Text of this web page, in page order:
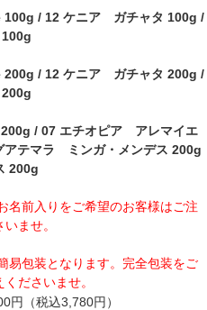
/ 12 ケニア ガチャタ 100g /
/ 12 ケニア ガチャタ 200g /
/ 07 エチオピア アレマイエ
テマラ ミンガ・メンデス 200g
200g
前入りをご希望のお客様はご注
ませ。
易包装となります。完全包装をご
ださいませ。
円（税込3,780円）